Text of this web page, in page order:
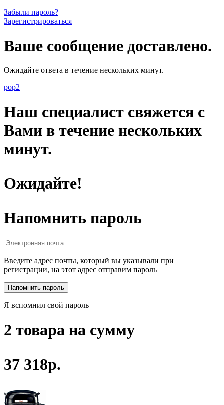
Забыли пароль?
Зарегистрироваться
Ваше сообщение доставлено.
Ожидайте ответа в течение нескольких минут.
pop2
Наш специалист свяжется с
Вами в течение нескольких
минут.
Ожидайте!
Напомнить пароль
Введите адрес почты, который вы указывали при
регистрации, на этот адрес отправим пароль
Я вспомнил свой пароль
2 товара на сумму
37 318р.